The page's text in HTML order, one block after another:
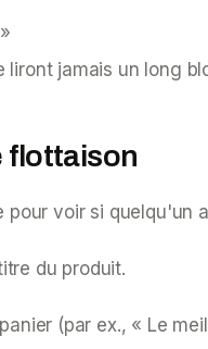
jamais un long
flottaison
voir si quelqu'un
du produit.
(par ex., « Le